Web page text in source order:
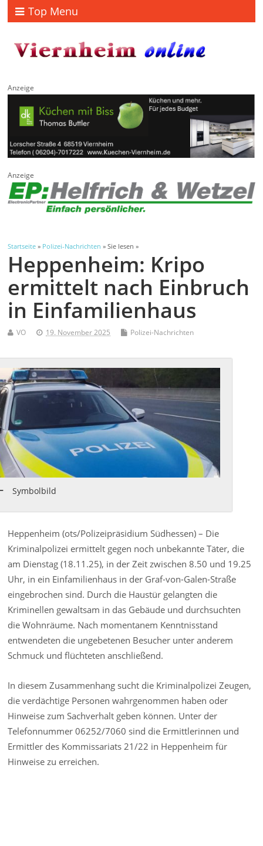
Top Menu
Anzeige
Anzeige
Startseite » Polizei-Nachrichten » Sie lesen »
Heppenheim: Kripo
ermittelt nach Einbruch
in Einfamilienhaus
VO 19. November 2025 Polizei-Nachrichten
Symbolbild
Heppenheim (ots/Polizeipräsidium Südhessen) – Die
Kriminalpolizei ermittelt gegen noch unbekannte Täter, die
am Dienstag (18.11.25), in der Zeit zwischen 8.50 und 19.25
Uhr, in ein Einfamilienhaus in der Graf-von-Galen-Straße
eingebrochen sind. Durch die Haustür gelangten die
Kriminellen gewaltsam in das Gebäude und durchsuchten
die Wohnräume. Nach momentanem Kenntnisstand
entwendeten die ungebetenen Besucher unter anderem
Schmuck und flüchteten anschließend.
In diesem Zusammenhang sucht die Kriminalpolizei Zeugen,
die verdächtige Personen wahrgenommen haben oder
Hinweise zum Sachverhalt geben können. Unter der
Telefonnummer 06252/7060 sind die Ermittlerinnen und
Ermittler des Kommissariats 21/22 in Heppenheim für
Hinweise zu erreichen.